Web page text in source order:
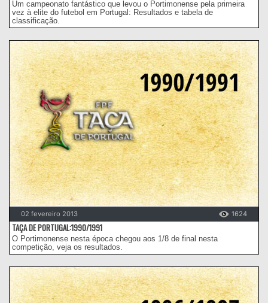
Um campeonato fantástico que levou o Portimonense pela primeira
vez à elite do futebol em Portugal: Resultados e tabela de
classificação.
02 fevereiro 2013 1624
TAÇA DE PORTUGAL:1990/1991
O Portimonense nesta época chegou aos 1/8 de final nesta
competição, veja os resultados.